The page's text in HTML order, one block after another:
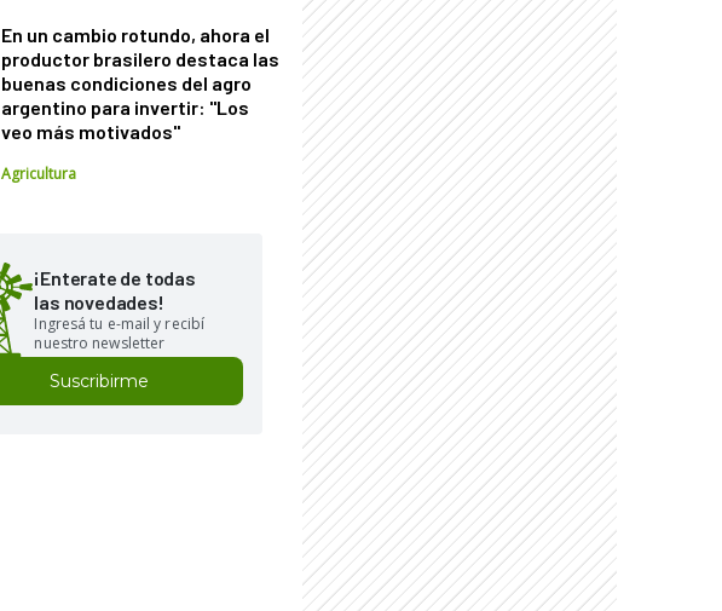
En un cambio rotundo, ahora el
productor brasilero destaca las
buenas condiciones del agro
argentino para invertir: "Los
veo más motivados"
Agricultura
¡Enterate de todas
las novedades!
Ingresá tu e-mail y recibí
nuestro newsletter
Suscribirme